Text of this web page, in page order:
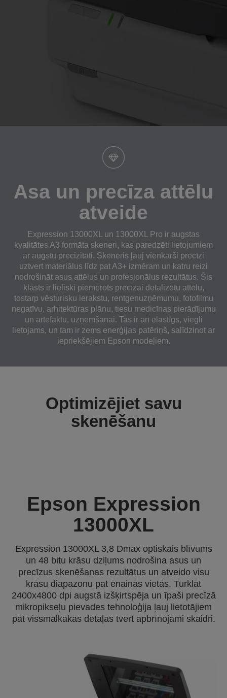
Asa un precīza attēlu
atveide
Expression 13000XL un 13000XL Pro ir augstas
kvalitātes A3 formāta skeneri, kas paredzēti lietojumiem
ar augstu precizitāti. Skeneris ļauj vienkārši precīzi
uztvert materiālus līdz pat A3+ izmēram un katru reizi
nodrošināt asus attēlus un profesionālus rezultātus. Šis
klāsts ir lieliski piemērots precīzai detalizētu attēlu,
tostarp vēsturisku ierakstu, rentgenuzņēmumu, fotofilmu
negatīvu, arhitektūras plānu, tiesu medicīnas pierādījumu
un artefaktu, uzņemšanai. Tas ir arī elastīgs, viegli
lietojams, un tam ir zems enerģijas patēriņš, salīdzinot ar
iepriekšējiem Epson modeļiem.
Optimizējiet savu
skenēšanu
Epson Expression
13000XL
Expression 13000XL 3,8 Dmax optiskais blīvums
un 48 bitu krāsu dziļums nodrošina asus un
precīzus skenēšanas rezultātus un atveido visu
krāsu diapazonu pat ēnainās vietās. Turklāt
2400x4800 dpi augstā izšķirtspēja un īpaši precīzā
mikropikseļu pievades tehnoloģija ļauj lietotājiem
pat vissmalkākās detaļas tvert apbrīnojami skaidri.